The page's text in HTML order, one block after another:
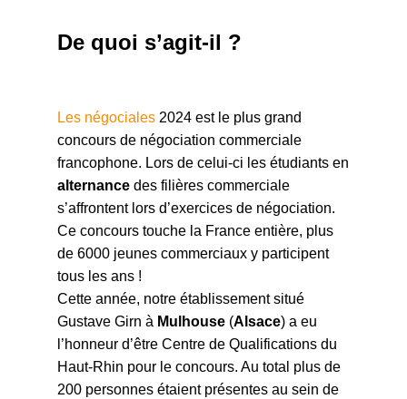
De quoi s’agit-il ?
Les négociales2024 est le plus grand
concours de négociation commerciale
francophone. Lors de celui-ci les étudiants en
alternancedes filières commerciale
s’affrontent lors d’exercices de négociation.
Ce concours touche la France entière, plus
de 6000 jeunes commerciaux y participent
tous les ans !
Cette année, notre établissement situé
Gustave Girn à Mulhouse(Alsace) a eu
l’honneur d’être Centre de Qualifications du
Haut-Rhin pour le concours. Au total plus de
200 personnes étaient présentes au sein de